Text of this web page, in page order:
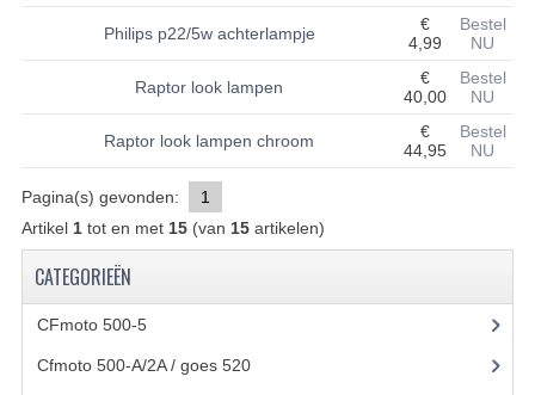
UITLAAT SYSTEEM
WIEL OPHANGING
WIELEN EN BANDEN
Philips p22/5w achterlampje
€
4,99
Bestel
NU
Raptor look lampen
€
40,00
Bestel
NU
Raptor look lampen chroom
€
44,95
Bestel
NU
Pagina(s) gevonden:
1
Artikel 1tot en met 15(van 15artikelen)
CATEGORIEËN
CFmoto 500-5(5)
Cfmoto 500-A/2A / goes 520(347)